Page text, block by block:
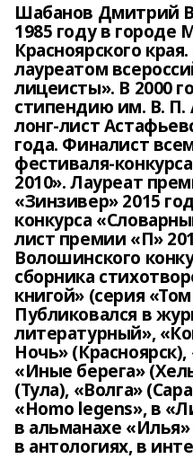
Шабанов Дмитрий
1985 году в городе
Красноярского
лауреатом
лицеисты». В 2000
стипендию им. В. П.
лонг-лист
года. Финалист
фестиваля-
2010». Лауреат
«Зинзивер» 2015
конкурса
лист премии «П»
Волошинского
сборника
книгой» (серия
Публиковался в
литературный»,
Ночь»
«Иные берега»
(Тула), «Волга»
«Homo legens», в
в альманахе
в антологиях, в